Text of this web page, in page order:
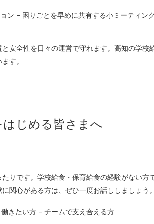
ン – 困りごとを早めに共有する小ミーティン
安全性を日々の運営で守れます。高知の学校
す。
じめる皆さまへ
りです。学校給食・保育給食の経験がない方
関心がある方は、ぜひ一度お話ししましょう。
きたい方 – チームで支え合える方